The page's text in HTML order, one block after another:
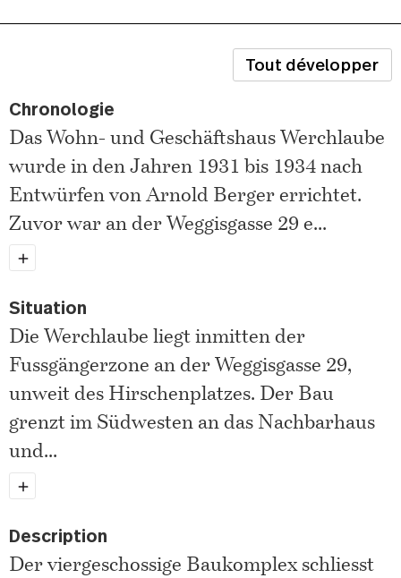
Tout développer
Chronologie
Das Wohn- und Geschäftshaus Werchlaube
wurde in den Jahren 1931 bis 1934 nach
Entwürfen von Arnold Berger errichtet.
Zuvor war an der Weggisgasse 29 e...
Situation
Die Werchlaube liegt inmitten der
Fussgängerzone an der Weggisgasse 29,
unweit des Hirschenplatzes. Der Bau
grenzt im Südwesten an das Nachbarhaus
und...
Description
Der viergeschossige Baukomplex schliesst